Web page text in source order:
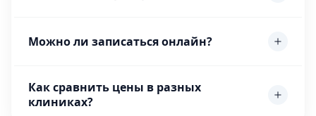
Можно ли записаться онлайн?
Как сравнить цены в разных
клиниках?